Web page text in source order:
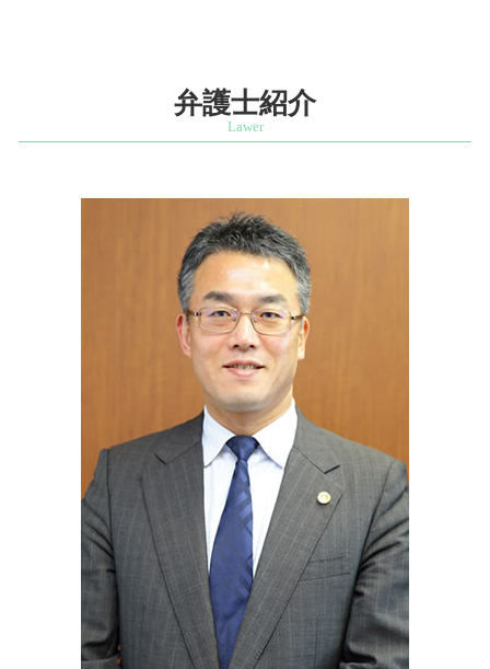
起業 弁護士 相談
ベンチャー企業 法律相談
遺言 遺産分割協議
不動産 遺産分割協議 書
遺留分 裁判
公正証書遺言 効力 遺留分
法定相続人 放棄
公正証書遺言 効力
相続問題 相談 弁護士 千代田区
知的財産紛争 相談 弁護士 文京区
営業秘密 相談 弁護士 市ヶ谷
商標権利取得 相談 弁護士 文京区
相続問題 相談 弁護士 麹町
発明者 開発者保護 相談 弁護士 四ッ谷
企業法務 相談 弁護士 文京区
営業秘密 相談 弁護士 港区
企業法務 相談 弁護士 市ヶ谷
特許権利取得 相談 弁護士 港区
ベンチャー支援 相談 弁護士 麹町
営業秘密 相談 弁護士 麹町
弁護士紹介